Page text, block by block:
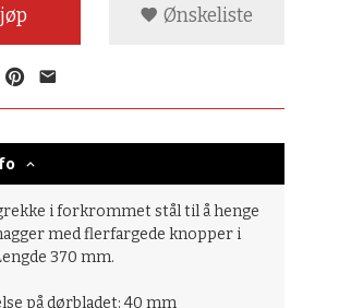
Ønskeliste
i forkrommet stål til å henge
med flerfargede knopper i
370 mm.
på dørbladet: 40 mm